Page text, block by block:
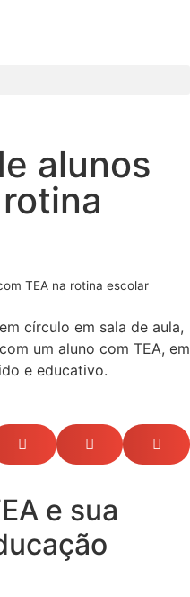
alunos
TEA na rotina escolar
e sua